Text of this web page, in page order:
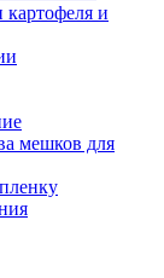
картофеля и
мешков для